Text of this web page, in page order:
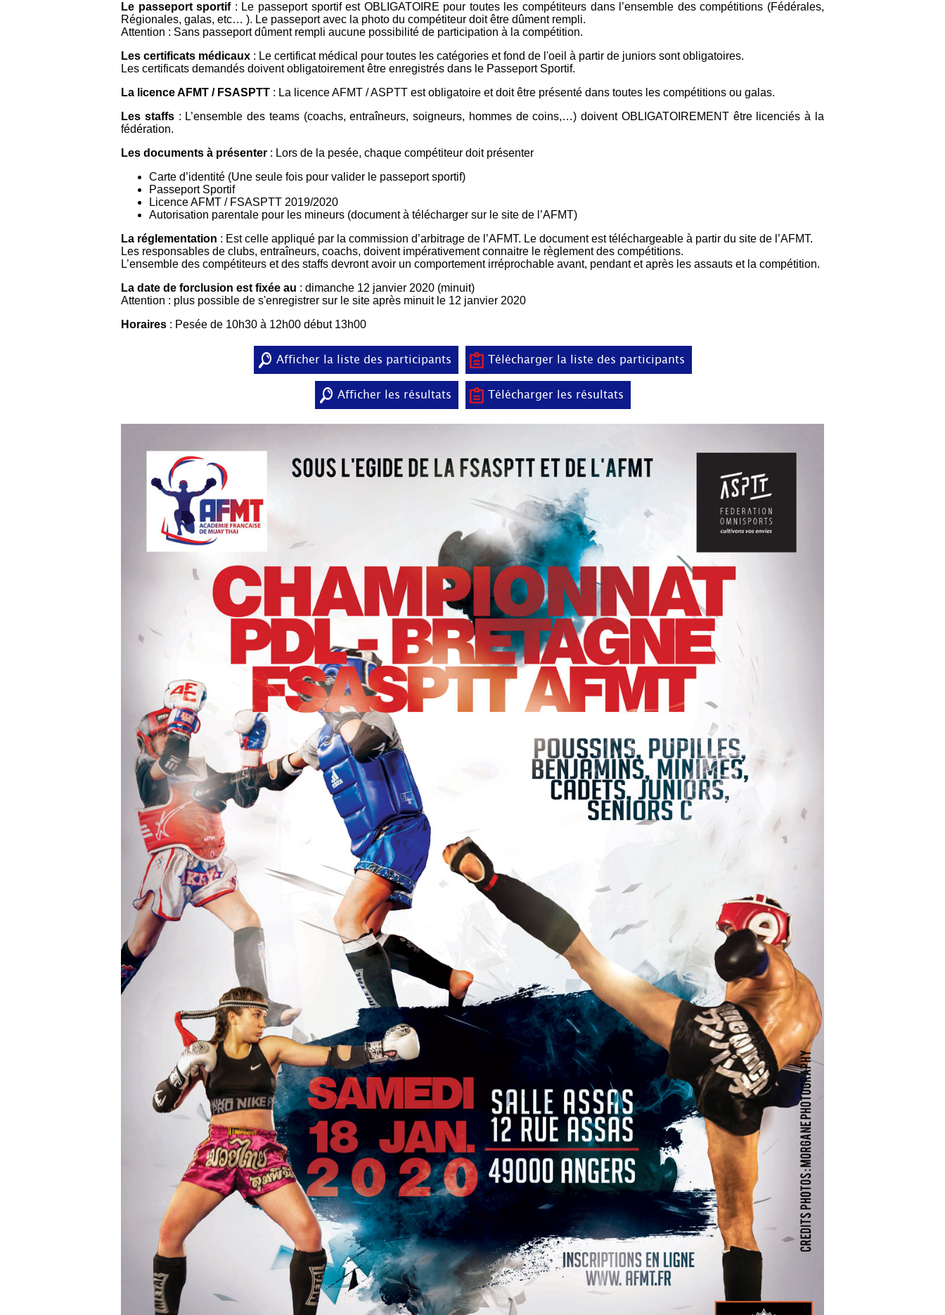
Le passeport sportif: Le passeport sportif est OBLIGATOIRE pour toutes les compétiteurs dans l’ensemble des compétitions (Fédérales,
Régionales, galas, etc… ). Le passeport avec la photo du compétiteur doit être dûment rempli.
Attention : Sans passeport dûment rempli aucune possibilité de participation à la compétition.
Les certificats médicaux : Le certificat médical pour toutes les catégories et fond de l'oeil à partir de juniors sont obligatoires.
Les certificats demandés doivent obligatoirement être enregistrés dans le Passeport Sportif.
La licence AFMT / FSASPTT : La licence AFMT / ASPTT est obligatoire et doit être présenté dans toutes les compétitions ou galas.
Les staffs: L’ensemble des teams (coachs, entraîneurs, soigneurs, hommes de coins,…) doivent OBLIGATOIREMENT être licenciés à la
fédération.
Les documents à présenter : Lors de la pesée, chaque compétiteur doit présenter
Carte d’identité (Une seule fois pour valider le passeport sportif)
Passeport Sportif
Licence AFMT / FSASPTT 2019/2020
Autorisation parentale pour les mineurs (document à télécharger sur le site de l’AFMT)
La réglementation : Est celle appliqué par la commission d’arbitrage de l’AFMT. Le document est téléchargeable à partir du site de l’AFMT.
Les responsables de clubs, entraîneurs, coachs, doivent impérativement connaitre le règlement des compétitions.
L’ensemble des compétiteurs et des staffs devront avoir un comportement irréprochable avant, pendant et après les assauts et la compétition.
La date de forclusion est fixée au : dimanche 12 janvier 2020 (minuit)
Attention : plus possible de s'enregistrer sur le site après minuit le 12 janvier 2020
Horaires : Pesée de 10h30 à 12h00 début 13h00
Afficher la liste des participants Télécharger la liste des participants
Afficher les résultats Télécharger les résultats